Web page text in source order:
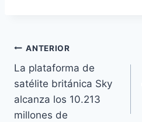
Navegación
de
entradas
ANTERIOR
La plataforma de
satélite británica Sky
alcanza los 10.213
millones de